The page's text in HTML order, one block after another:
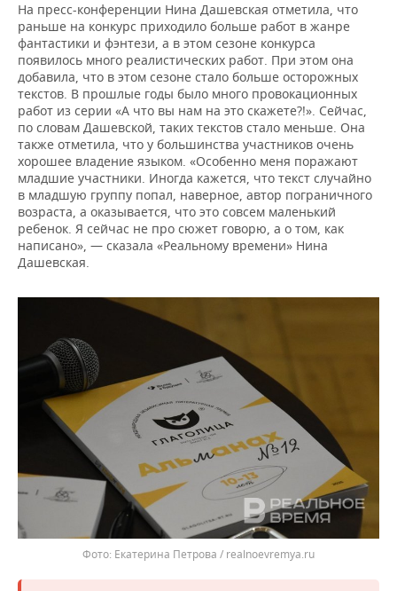
На пресс-конференции Нина Дашевская отметила, что
раньше на конкурс приходило больше работ в жанре
фантастики и фэнтези, а в этом сезоне конкурса
появилось много реалистических работ. При этом она
добавила, что в этом сезоне стало больше осторожных
текстов. В прошлые годы было много провокационных
работ из серии «А что вы нам на это скажете?!». Сейчас,
по словам Дашевской, таких текстов стало меньше. Она
также отметила, что у большинства участников очень
хорошее владение языком. «Особенно меня поражают
младшие участники. Иногда кажется, что текст случайно
в младшую группу попал, наверное, автор пограничного
возраста, а оказывается, что это совсем маленький
ребенок. Я сейчас не про сюжет говорю, а о том, как
написано», — сказала «Реальному времени» Нина
Дашевская.
Екатерина Петрова / realnoevremya.ru